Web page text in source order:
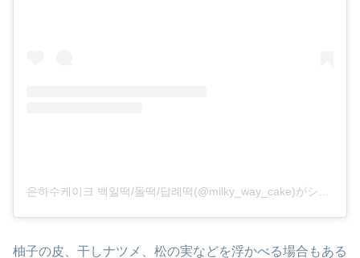
柚子の皮、干しナツメ、松の実などを浮かべる場合もある